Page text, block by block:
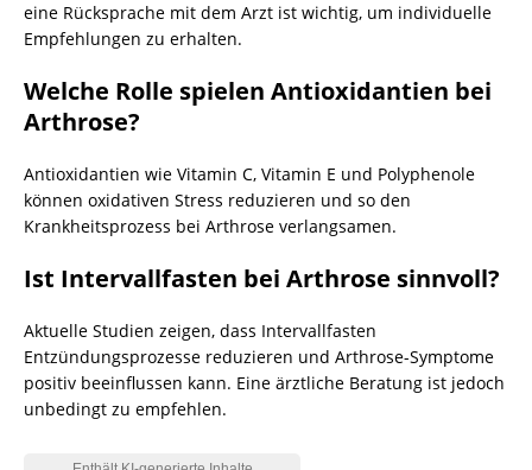
eine Rücksprache mit dem Arzt ist wichtig, um individuelle
Empfehlungen zu erhalten.
Welche Rolle spielen Antioxidantien bei
Arthrose?
Antioxidantien wie Vitamin C, Vitamin E und Polyphenole
können oxidativen Stress reduzieren und so den
Krankheitsprozess bei Arthrose verlangsamen.
Ist Intervallfasten bei Arthrose sinnvoll?
Aktuelle Studien zeigen, dass Intervallfasten
Entzündungsprozesse reduzieren und Arthrose-Symptome
positiv beeinflussen kann. Eine ärztliche Beratung ist jedoch
unbedingt zu empfehlen.